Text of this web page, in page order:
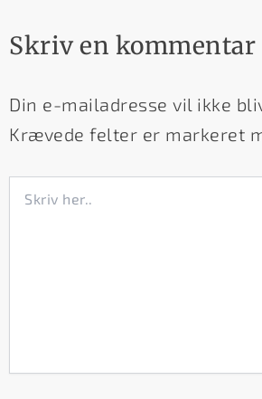
Skriv en kommentar
Din e-mailadresse vil ikke
Krævede felter er markeret
her..